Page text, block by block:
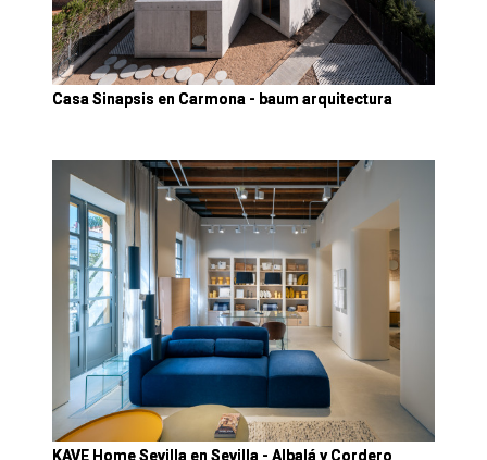
Casa Sinapsis en Carmona - baum arquitectura
KAVE Home Sevilla en Sevilla - Albalá y Cordero